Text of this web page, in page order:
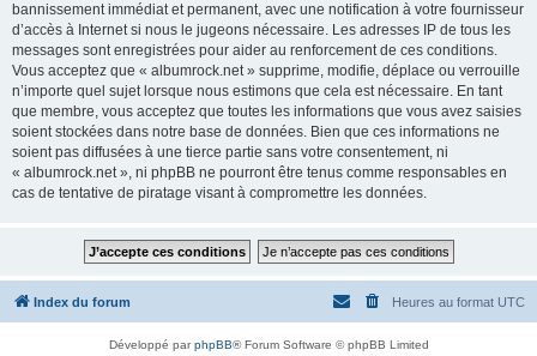
bannissement immédiat et permanent, avec une notification à votre fournisseur
d’accès à Internet si nous le jugeons nécessaire. Les adresses IP de tous les
messages sont enregistrées pour aider au renforcement de ces conditions.
Vous acceptez que « albumrock.net » supprime, modifie, déplace ou verrouille
n’importe quel sujet lorsque nous estimons que cela est nécessaire. En tant
que membre, vous acceptez que toutes les informations que vous avez saisies
soient stockées dans notre base de données. Bien que ces informations ne
soient pas diffusées à une tierce partie sans votre consentement, ni
« albumrock.net », ni phpBB ne pourront être tenus comme responsables en
cas de tentative de piratage visant à compromettre les données.
Index du forum Heures au format UTC
Développé parphpBB® Forum Software © phpBB Limited